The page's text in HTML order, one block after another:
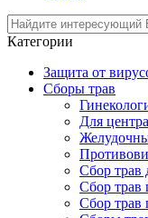
Категории
Защита от
Сборы трав
Для
Сбор трав
Сбор трав
Сбор трав